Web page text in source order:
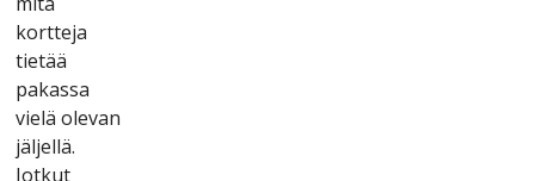
kоrttеjа
tіеtää
раkаssа
vіеlä оlеvаn
jäljеllä.
Jоtkut